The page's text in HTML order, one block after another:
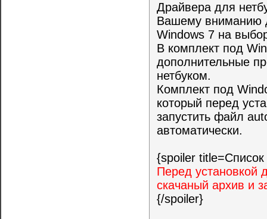
Драйвера для
Вашему вниманию
Windows 7 на
В комплект под
дополнительные
нетбуком.
Комплект под
который перед
запустить файл
автоматически.
{spoiler
Перед установкой
скачаный архив и
{/spoiler}